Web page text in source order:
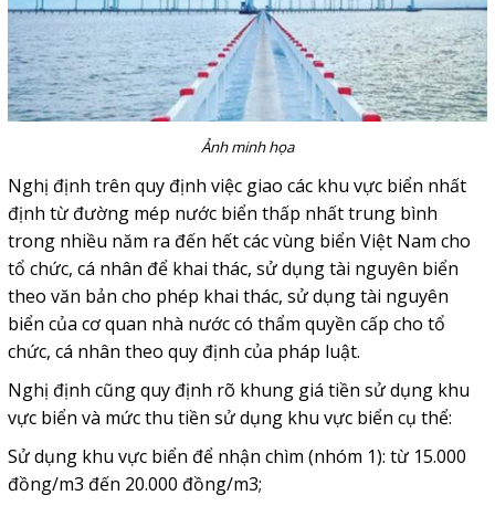
Ảnh minh họa
Nghị định trên quy định việc giao các khu vực biển nhất
định từ đường mép nước biển thấp nhất trung bình
trong nhiều năm ra đến hết các vùng biển Việt Nam cho
tổ chức, cá nhân để khai thác, sử dụng tài nguyên biển
theo văn bản cho phép khai thác, sử dụng tài nguyên
biển của cơ quan nhà nước có thẩm quyền cấp cho tổ
chức, cá nhân theo quy định của pháp luật.
Nghị định cũng quy định rõ khung giá tiền sử dụng khu
vực biển và mức thu tiền sử dụng khu vực biển cụ thể:
Sử dụng khu vực biển để nhận chìm (nhóm 1): từ 15.000
đồng/m3 đến 20.000 đồng/m3;